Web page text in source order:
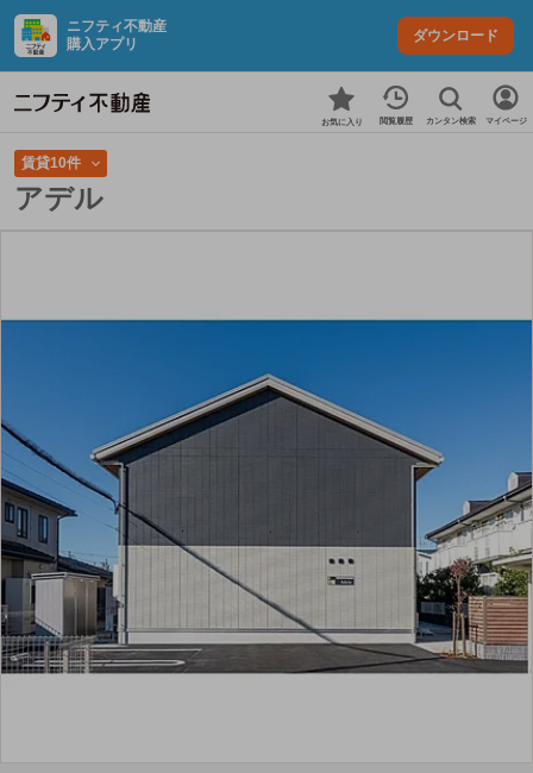
ニフティ不動産
購入アプリ
ダウンロード
お気に入り 閲覧履歴 カンタン検索 マイページ
賃貸10件
アデル